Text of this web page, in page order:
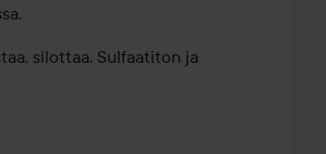
silottaa. Sulfaatiton ja